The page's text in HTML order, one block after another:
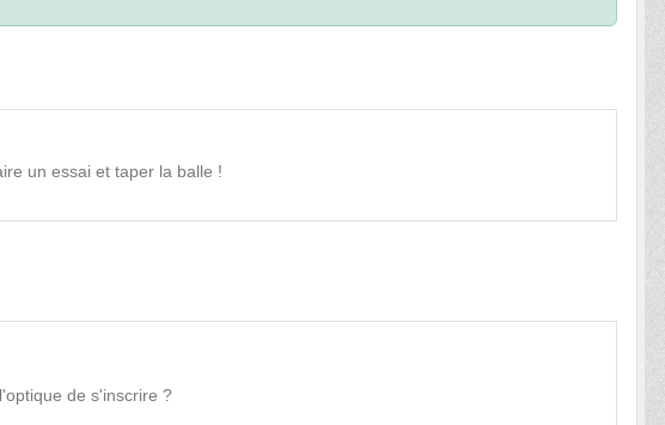
un essai et taper la balle !
de s'inscrire ?